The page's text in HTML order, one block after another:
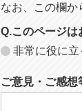
なお、この欄か
Q.このページは
非常に役に立
ご意見・ご感想